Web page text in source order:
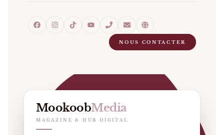
NOUS CONTACTER
MookoobMedia
MAGAZINE & HUB DIGITAL